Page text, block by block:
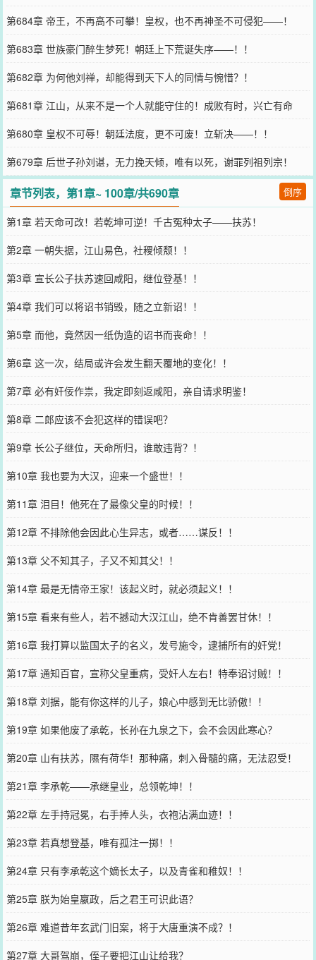
第684章 帝王，不再高不可攀！皇权，也不再神圣不可侵犯——！
第683章 世族豪门醉生梦死！朝廷上下荒诞失序——！！
第682章 为何他刘禅，却能得到天下人的同情与惋惜？！
第681章 江山，从来不是一个人就能守住的！成败有时，兴亡有命
第680章 皇权不可辱！朝廷法度，更不可废！立斩决——！！
第679章 后世子孙刘谌，无力挽天倾，唯有以死，谢罪列祖列宗！
章节列表，第1章~ 100章/共690章 倒序
第1章 若天命可改！若乾坤可逆！千古冤种太子——扶苏！
第2章 一朝失据，江山易色，社稷倾颓！！
第3章 宣长公子扶苏速回咸阳，继位登基！！
第4章 我们可以将诏书销毁，随之立新诏！！
第5章 而他，竟然因一纸伪造的诏书而丧命！！
第6章 这一次，结局或许会发生翻天覆地的变化！！
第7章 必有奸佞作祟，我定即刻返咸阳，亲自请求明鉴！
第8章 二郎应该不会犯这样的错误吧？
第9章 长公子继位，天命所归，谁敢违背？！
第10章 我也要为大汉，迎来一个盛世！！
第11章 泪目！他死在了最像父皇的时候！！
第12章 不排除他会因此心生异志，或者……谋反！！
第13章 父不知其子，子又不知其父！！
第14章 最是无情帝王家！该起义时，就必须起义！！
第15章 看来有些人，若不撼动大汉江山，绝不肯善罢甘休！！
第16章 我打算以监国太子的名义，发号施令，逮捕所有的奸党！
第17章 通知百官，宣称父皇重病，受奸人左右！特奉诏讨贼！！
第18章 刘据，能有你这样的儿子，娘心中感到无比骄傲！！
第19章 如果他废了承乾，长孙在九泉之下，会不会因此寒心？
第20章 山有扶苏，隰有荷华！那种痛，刺入骨髓的痛，无法忍受！
第21章 李承乾——承继皇业，总领乾坤！！
第22章 左手持冠冕，右手捧人头，衣袍沾满血迹！！
第23章 若真想登基，唯有孤注一掷！！
第24章 只有李承乾这个嫡长太子，以及青雀和稚奴！！
第25章 朕为始皇嬴政，后之君王可识此语？
第26章 难道昔年玄武门旧案，将于大唐重演不成？！
第27章 大哥驾崩，侄子要把江山让给我？